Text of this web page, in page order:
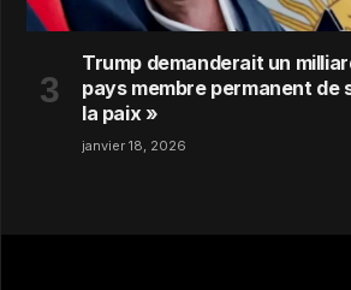
Trump demanderait un
pays membre permanent de
la paix »
janvier 18, 2026